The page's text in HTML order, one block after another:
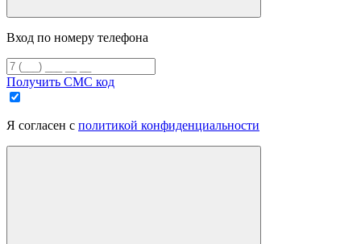
Вход по номеру телефона
Получить СМС код
Я согласен с политикой конфиденциальности